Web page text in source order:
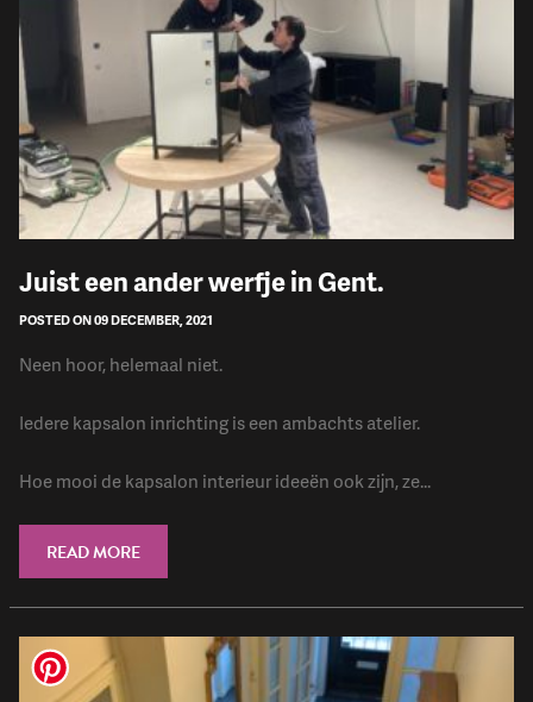
Juist een ander werfje in Gent.
POSTED ON 09 DECEMBER, 2021
Neen hoor, helemaal niet.
Iedere kapsalon inrichting is een ambachts atelier.
Hoe mooi de kapsalon interieur ideeën ook zijn, ze...
READ MORE